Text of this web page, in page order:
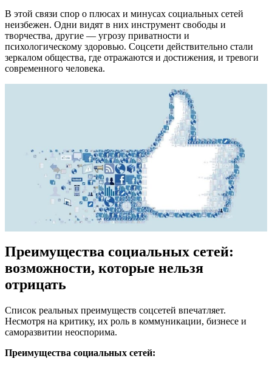
В этой связи спор о плюсах и минусах социальных сетей
неизбежен. Одни видят в них инструмент свободы и
творчества, другие — угрозу приватности и
психологическому здоровью. Соцсети действительно стали
зеркалом общества, где отражаются и достижения, и тревоги
современного человека.
Преимущества социальных сетей:
возможности, которые нельзя
отрицать
Список реальных преимуществ соцсетей впечатляет.
Несмотря на критику, их роль в коммуникации, бизнесе и
саморазвитии неоспорима.
Преимущества социальных сетей: